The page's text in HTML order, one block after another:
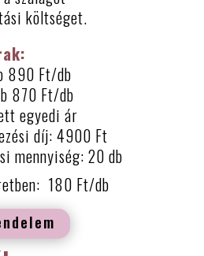
költséget.
890 Ft/db
870 Ft/db
egyedi ár
díj: 4900 Ft
mennyiség: 20 db
180 Ft/db